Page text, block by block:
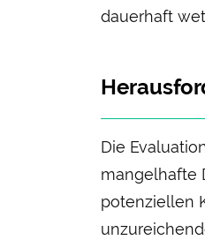
dauer­haft
Die
mangel­hafte
potenziellen